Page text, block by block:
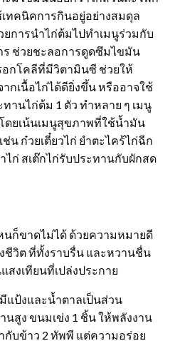
เทคนิคการกินอยู่อย่างสมดุล
ยการนำไก่ต้มไปทำเมนูร่วมกับ
ร ช่วยชะลอการดูดซึมไขมัน
อกโคลีที่มีวิตามินซี ช่วยให้
กเนื้อไก่ได้ดียิ่งขึ้น หรืออาจใช้
ทานไก่ต้ม 1 ตัว ทำหลาย ๆ เมนู
ดยเน้นเมนูสุขภาพที่ใช้น้ำมัน
น ก๋วยเตี๋ยวไก่ ยำตะไคร้ไก่ฉีก
ไก่ สเต๊กไก่รับประทานกับผักสด
ก็ขาดไม่ได้ ด้วยความหมายดี
ชีวิต ที่ทั้งราบรื่น และหวานชื่น
สงเทียนที่เปล่งประกาย
แป้งและน้ำตาลเป็นส่วน
นสูง ขนมเข่ง 1 ชิ้น ให้พลังงาน
กับข้าว 2 ทัพพี แต่ความอร่อย